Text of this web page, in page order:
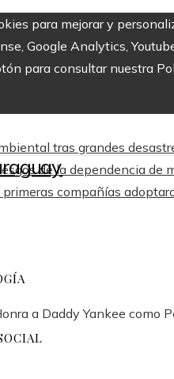
para mejorar y
Google Analytics,
para consultar nuestra
tras grandes
de la dependencia de
primeras compañías
a Daddy Yankee como